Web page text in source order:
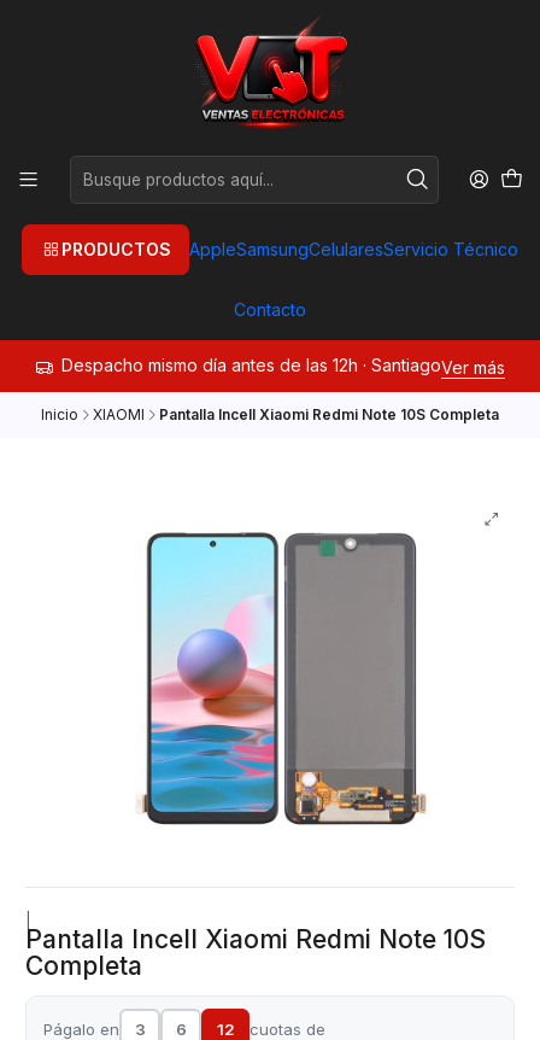
PRODUCTOS AppleSamsungCelularesServicio Técnico
Contacto
Despacho mismo día antes de las 12h · SantiagoVer más
Inicio XIAOMI Pantalla Incell Xiaomi Redmi Note 10S Completa
Pantalla Incell Xiaomi Redmi Note 10S
Completa
Págalo en 3 6 12 cuotas de